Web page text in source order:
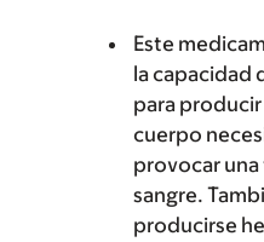
Este
la capacidad
para
cuerpo
provocar
sangre.
producirse